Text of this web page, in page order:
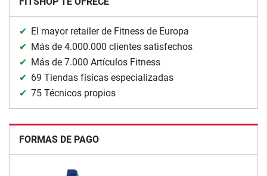
El mayor retailer de Fitness de Europa
Más de 4.000.000 clientes satisfechos
Más de 7.000 Artículos Fitness
69 Tiendas físicas especializadas
75 Técnicos propios
FORMAS DE PAGO